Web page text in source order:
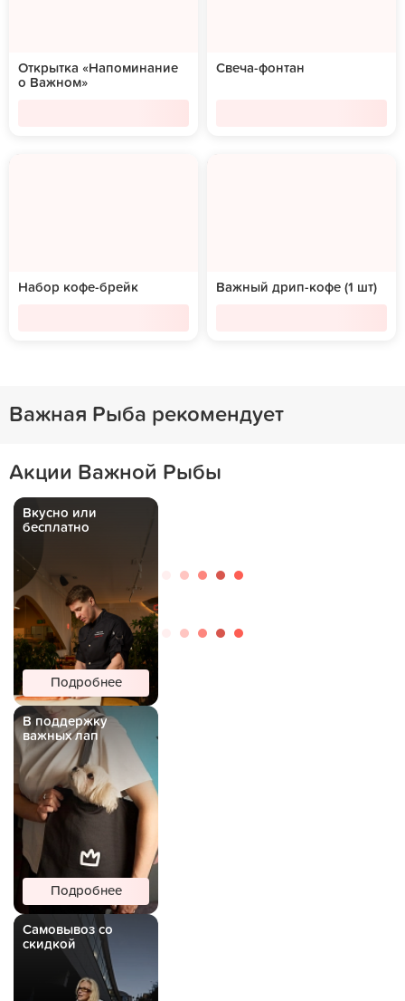
Открытка «Напоминание
о Важном»
Свеча-фонтан
Набор кофе-брейк Важный дрип-кофе (1 шт)
Важная Рыба рекомендует
Акции Важной Рыбы
Вкусно или
бесплатно
Подробнее
В поддержку
важных лап
Подробнее
Самовывоз со
скидкой